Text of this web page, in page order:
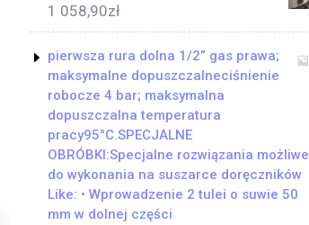
1 058,90zł
pierwsza rura dolna 1/2” gas prawa;
maksymalne dopuszczalneciśnienie
robocze 4 bar; maksymalna
dopuszczalna temperatura
pracy95°C.SPECJALNE
OBRÓBKI:Specjalne rozwiązania możliwe
do wykonania na suszarce doręczników
Like: • Wprowadzenie 2 tulei o suwie 50
mm w dolnej części